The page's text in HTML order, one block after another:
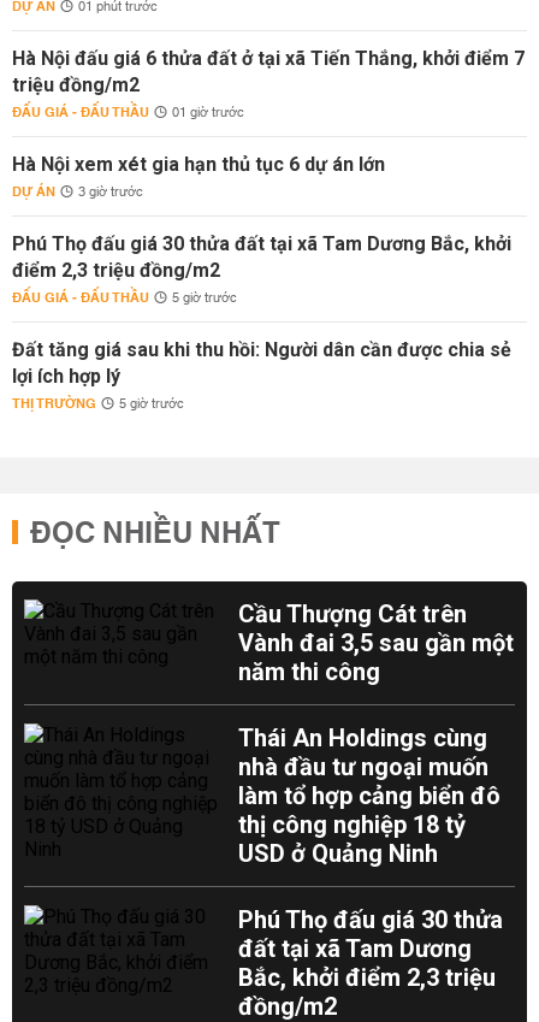
DỰ ÁN 01 phút trước
Hà Nội đấu giá 6 thửa đất ở tại xã Tiến Thắng, khởi điểm 7
triệu đồng/m2
ĐẤU GIÁ - ĐẤU THẦU 01 giờ trước
Hà Nội xem xét gia hạn thủ tục 6 dự án lớn
DỰ ÁN 3 giờ trước
Phú Thọ đấu giá 30 thửa đất tại xã Tam Dương Bắc, khởi
điểm 2,3 triệu đồng/m2
ĐẤU GIÁ - ĐẤU THẦU 5 giờ trước
Đất tăng giá sau khi thu hồi: Người dân cần được chia sẻ
lợi ích hợp lý
THỊ TRƯỜNG 5 giờ trước
ĐỌC NHIỀU NHẤT
Cầu Thượng Cát trên
Vành đai 3,5 sau gần một
năm thi công
Thái An Holdings cùng
nhà đầu tư ngoại muốn
làm tổ hợp cảng biển đô
thị công nghiệp 18 tỷ
USD ở Quảng Ninh
Phú Thọ đấu giá 30 thửa
đất tại xã Tam Dương
Bắc, khởi điểm 2,3 triệu
đồng/m2